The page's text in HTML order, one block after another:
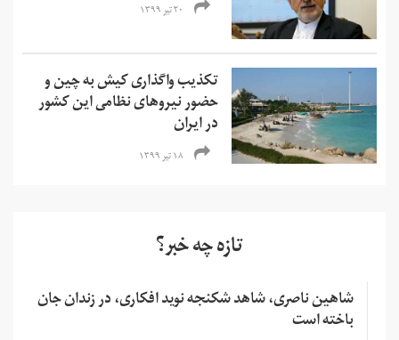
۲۰ تیر ۱۳۹۹
تکذیب واگذاری کیش به چین و
حضور نیروهای نظامی این کشور
در ایران
۱۸ تیر ۱۳۹۹
تازه چه خبر؟
شاهین ناصری، شاهد شکنجه نوید افکاری، در زندان جان
باخته است